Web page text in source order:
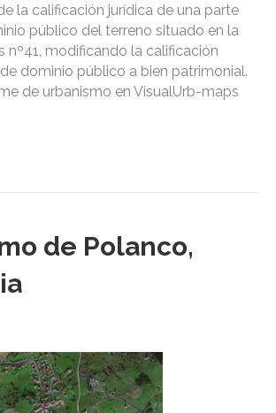
la calificación jurídica de una parte
público del terreno situado en la
nº41, modificando la calificación
dominio público a bien patrimonial.
de urbanismo en VisualUrb-maps
de Polanco,